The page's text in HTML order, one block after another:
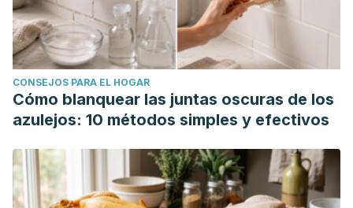
CONSEJOS PARA EL HOGAR
Cómo blanquear las juntas oscuras de los
azulejos: 10 métodos simples y efectivos